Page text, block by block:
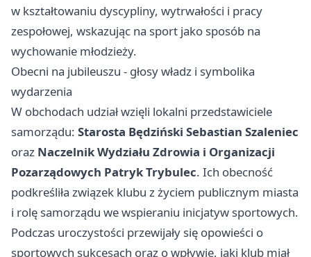
w kształtowaniu dyscypliny, wytrwałości i pracy
zespołowej, wskazując na sport jako sposób na
wychowanie młodzieży.
Obecni na jubileuszu - głosy władz i symbolika
wydarzenia
W obchodach udział wzięli lokalni przedstawiciele
samorządu: Starosta Będziński Sebastian Szaleniec
oraz Naczelnik Wydziału Zdrowia i Organizacji
Pozarządowych Patryk Trybulec. Ich obecność
podkreśliła związek klubu z życiem publicznym miasta
i rolę samorządu we wspieraniu inicjatyw sportowych.
Podczas uroczystości przewijały się opowieści o
sportowych sukcesach oraz o wpływie, jaki klub miał